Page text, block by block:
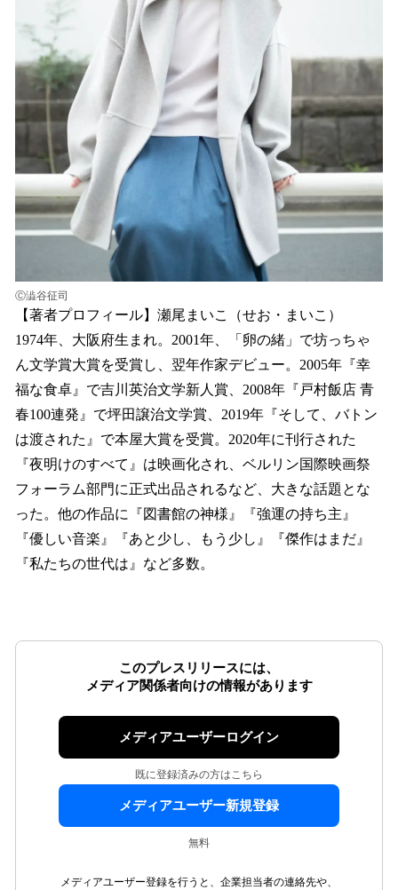
Ⓒ澁谷征司
【著者プロフィール】瀬尾まいこ（せお・まいこ）
1974年、大阪府生まれ。2001年、「卵の緒」で坊っちゃ
ん文学賞大賞を受賞し、翌年作家デビュー。2005年『幸
福な食卓』で吉川英治文学新人賞、2008年『戸村飯店 青
春100連発』で坪田譲治文学賞、2019年『そして、バトン
は渡された』で本屋大賞を受賞。2020年に刊行された
『夜明けのすべて』は映画化され、ベルリン国際映画祭
フォーラム部門に正式出品されるなど、大きな話題とな
った。他の作品に『図書館の神様』『強運の持ち主』
『優しい音楽』『あと少し、もう少し』『傑作はまだ』
『私たちの世代は』など多数。
このプレスリリースには、
メディア関係者向けの情報があります
メディアユーザーログイン
既に登録済みの方はこちら
メディアユーザー新規登録
無料
メディアユーザー登録を行うと、企業担当者の連絡先や、